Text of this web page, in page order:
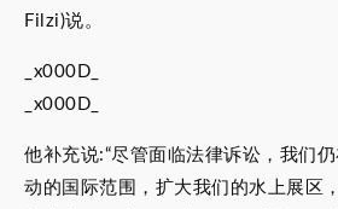
Filzi)说。
_x000D_
_x000D_
他补充说:“尽管面临法律诉讼，我们
动的国际范围，扩大我们的水上展区